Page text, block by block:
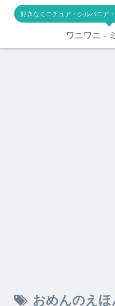
好きなミニチュア・シルバニア
ワニワニ -
おめんのえほ